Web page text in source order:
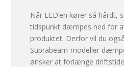
Når LED’en kører så hårdt,
tidspunkt dæmpes ned for
produktet. Derfor vil du
Suprabeam-modeller
ønsker at forlænge